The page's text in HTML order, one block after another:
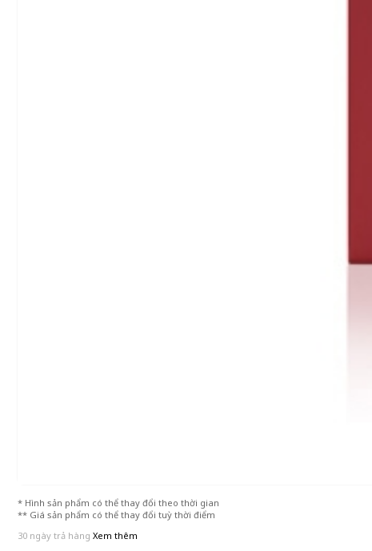
* Hình sản phẩm có thể thay đổi theo thời gian
** Giá sản phẩm có thể thay đổi tuỳ thời điểm
30 ngày trả hàng Xem thêm